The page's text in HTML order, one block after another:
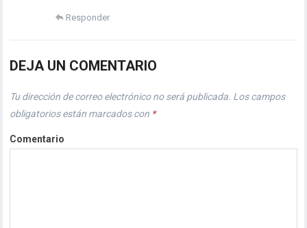
Responder
DEJA UN COMENTARIO
Tu dirección de correo electrónico no será publicada. Los campos
obligatorios están marcados con *
Comentario